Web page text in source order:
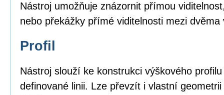
Nástroj umožňuje znázornit přímou
nebo překážky přímé viditelnosti mezi dvěma
Profil
Nástroj slouží ke konstrukci výškového
definované linii. Lze převzít i vlastní